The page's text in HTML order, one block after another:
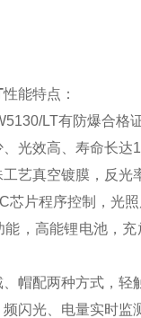
性能特点：
LT有防爆合格
、光效高、寿命长达
艺真空镀膜，反光
芯片程序控制，光照
， 高能锂电池， 充
、帽配两种方式，轻
闪光、电量实时监